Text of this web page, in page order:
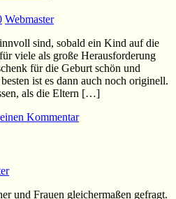
Webmaster
sind, sobald ein Kind auf die
viele als große Herausforderung
für die Geburt schön und
ist es dann auch noch originell.
als die Eltern […]
Kommentar
und Frauen gleichermaßen gefragt.